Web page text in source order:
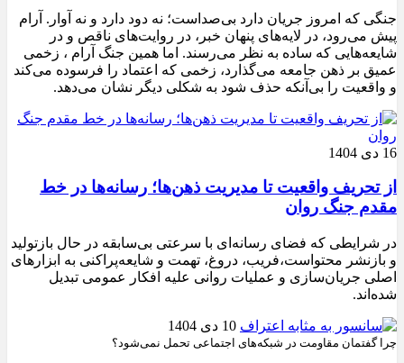
جنگی که امروز جریان دارد بی‌صداست؛ نه دود دارد و نه آوار. آرام
پیش می‌رود، در لایه‌های پنهان خبر، در روایت‌های ناقص و در
شایعه‌هایی که ساده به نظر می‌رسند. اما همین جنگ آرام ، زخمی
عمیق بر ذهن جامعه می‌گذارد، زخمی که اعتماد را فرسوده می‌کند
و واقعیت را بی‌آنکه حذف شود به شکلی دیگر نشان می‌دهد.
16 دی 1404
از تحریف واقعیت تا مدیریت ذهن‌ها؛ رسانه‌ها در خط
مقدم جنگ روان
در شرایطی که فضای رسانه‌ای با سرعتی بی‌سابقه در حال بازتولید
و بازنشر محتواست،فریب، دروغ، تهمت و شایعه‌پراکنی به ابزارهای
اصلی جریان‌سازی و عملیات روانی علیه افکار عمومی تبدیل
شده‌اند.
10 دی 1404
چرا گفتمان مقاومت در شبکه‌های اجتماعی تحمل نمی‌شود؟